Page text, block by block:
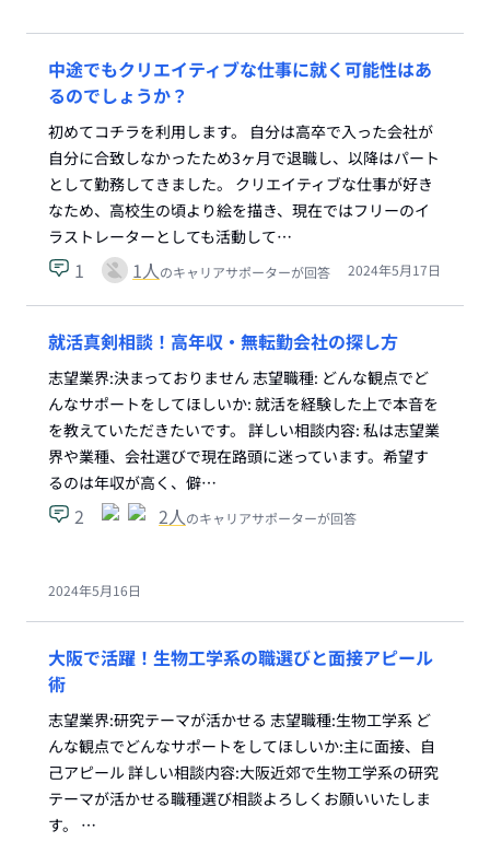
中途でもクリエイティブな仕事に就く可能性はあ
るのでしょうか？
初めてコチラを利用します。 自分は高卒で入った会社が
自分に合致しなかったため3ヶ月で退職し、以降はパート
として勤務してきました。 クリエイティブな仕事が好き
なため、高校生の頃より絵を描き、現在ではフリーのイ
ラストレーターとしても活動して…
1 1人のキャリアサポーターが回答 2024年5月17日
就活真剣相談！高年収・無転勤会社の探し方
志望業界:決まっておりません 志望職種: どんな観点でど
んなサポートをしてほしいか: 就活を経験した上で本音を
を教えていただきたいです。 詳しい相談内容: 私は志望業
界や業種、会社選びで現在路頭に迷っています。希望す
るのは年収が高く、僻…
2 2人のキャリアサポーターが回答
2024年5月16日
大阪で活躍！生物工学系の職選びと面接アピール
術
志望業界:研究テーマが活かせる 志望職種:生物工学系 ど
んな観点でどんなサポートをしてほしいか:主に面接、自
己アピール 詳しい相談内容:大阪近郊で生物工学系の研究
テーマが活かせる職種選び相談よろしくお願いいたしま
す。 …